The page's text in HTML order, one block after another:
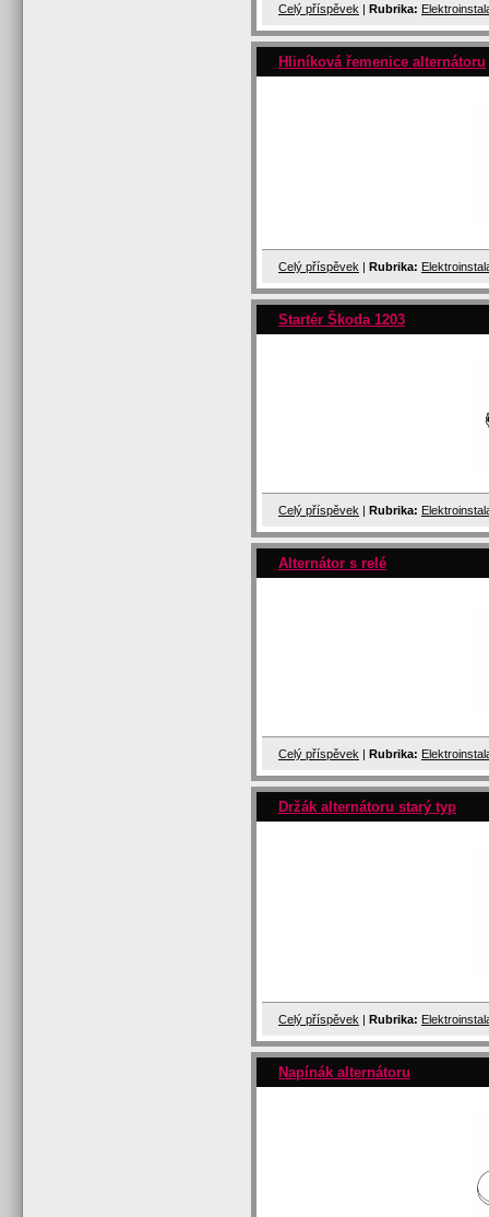
Celý příspěvek | Rubrika:
Hliníková řemenice alternátoru
Celý příspěvek | Rubrika:
Startér Škoda 1203
Celý příspěvek | Rubrika:
Alternátor s relé
Celý příspěvek | Rubrika:
Držák alternátoru starý typ
Celý příspěvek | Rubrika:
Napínák alternátoru